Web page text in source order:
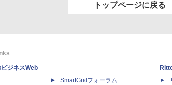
トップページに戻る
ビジネスWeb
SmartGridフォーラム